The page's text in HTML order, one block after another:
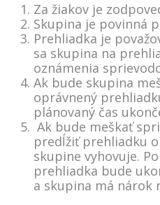
Za žiakov je
Skupina je povinná
Prehliadka je
sa skupina na
oznámenia
Ak bude skupina
oprávnený
plánovaný čas
Ak bude meškať
predĺžiť prehliadku
skupine vyhovuje.
prehliadka bude
a skupina má nárok